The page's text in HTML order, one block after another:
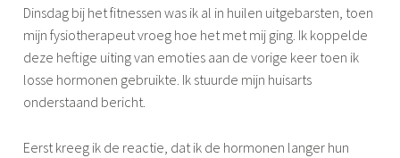
d
s
l
a
a
p
m
o
n
e
Dinsdag bij het fitnessen was ik al in huilen uitgebarsten, toen
mijn fysiotherapeut vroeg hoe het met mij ging. Ik koppelde
deze heftige uiting van emoties aan de vorige keer toen ik
losse hormonen gebruikte. Ik stuurde mijn huisarts
onderstaand bericht.
Eerst kreeg ik de reactie, dat ik de hormonen langer hun